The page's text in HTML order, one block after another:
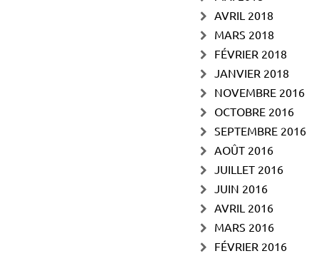
AVRIL 2018
MARS 2018
FÉVRIER 2018
JANVIER 2018
NOVEMBRE 2016
OCTOBRE 2016
SEPTEMBRE 2016
AOÛT 2016
JUILLET 2016
JUIN 2016
AVRIL 2016
MARS 2016
FÉVRIER 2016